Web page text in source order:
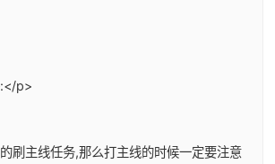
p>
刷主线任务,那么打主线的时候一定要注意